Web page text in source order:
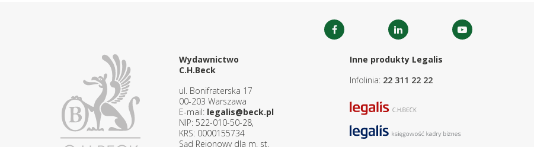
Wydawnictwo
C.H.Beck
ul. Bonifraterska 17
00-203 Warszawa
E-mail: legalis@beck.pl
NIP: 522-010-50-28,
KRS: 0000155734
Sąd Rejonowy dla m. st.
Inne produkty Legalis
Infolinia: 22 311 22 22